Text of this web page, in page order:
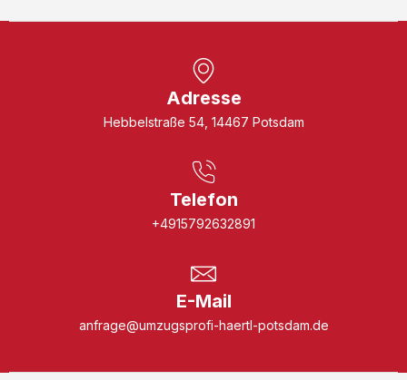
Adresse
Hebbelstraße 54, 14467 Potsdam
Telefon
+4915792632891
E-Mail
anfrage@umzugsprofi-haertl-potsdam.de